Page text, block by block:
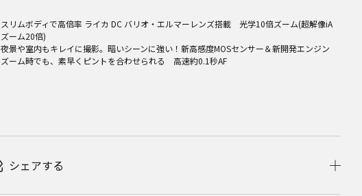
スリムボディで高倍率 ライカ DC バリオ・エルマーレンズ搭載 光学10倍ズーム(超解像iA
ズーム20倍)
夜景や室内もキレイに撮影。暗いシーンに強い！新高感度MOSセンサー＆新開発エンジン
ズーム時でも、素早くピントを合わせられる 高速約0.1秒AF
シェアする